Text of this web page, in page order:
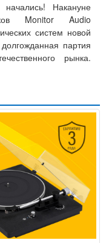
Накануне
Monitor Audio
систем новой
партия
рынка.